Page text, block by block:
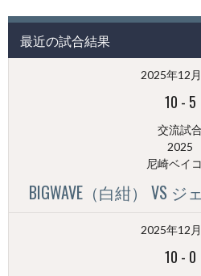
投
（月
最近の試合結果
2025年12
10 - 5
交流試合
2025
尼崎ベイ
BIGWAVE（白紺） VS
2025年12
10 - 0